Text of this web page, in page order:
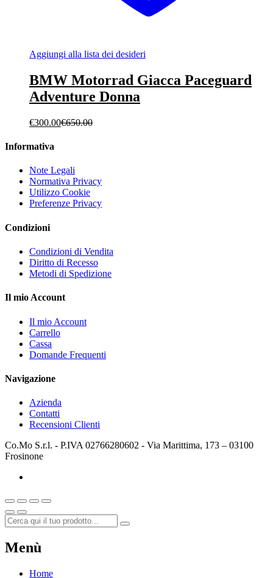
Aggiungi alla lista dei desideri
BMW Motorrad Giacca Paceguard
Adventure Donna
€300.00€650.00
Informativa
Note Legali
Normativa Privacy
Utilizzo Cookie
Preferenze Privacy
Condizioni
Condizioni di Vendita
Diritto di Recesso
Metodi di Spedizione
Il mio Account
Il mio Account
Carrello
Cassa
Domande Frequenti
Navigazione
Azienda
Contatti
Recensioni Clienti
Co.Mo S.r.l. - P.IVA 02766280602 - Via Marittima, 173 – 03100
Frosinone
Menù
Home